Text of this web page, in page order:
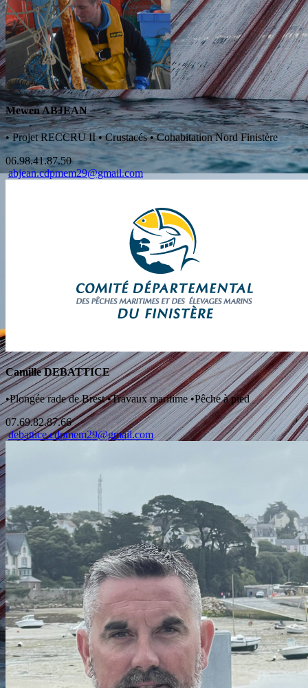
Mewen ABJEAN
•Projet RECCRU II•Crustacés•Cohabitation Nord Finistère
06.98.41.87.50
abjean.cdpmem29@gmail.com
Camille DEBATTICE
•Plongée rade de Brest•Travaux maritime•Pêche à pied
07.69.82.87.66
debattice.cdpmem29@gmail.com